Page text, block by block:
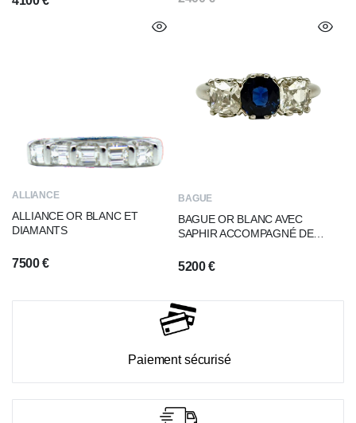
ALLIANCE
ALLIANCE OR BLANC ET
DIAMANTS
7500€
BAGUE
BAGUE OR BLANC AVEC
SAPHIR ACCOMPAGNÉ DE
5200€
Paiement sécurisé